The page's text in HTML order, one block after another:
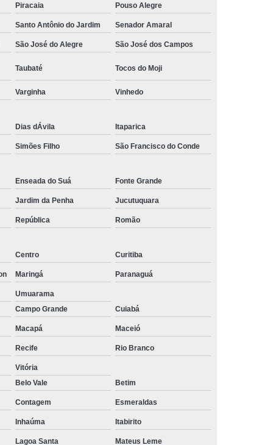
Rastreamento de Carros Via Satélite
Gestão de Frotas Rastreamento
Rastreamento de Frotas com Tecnologia Gps
Empresa de Rastreamento Veicular
Veicular Belo Horizonte
Veicular Minas Gerais
Rastreamento Automotivo
e Monitoramento Veicular
Fadiga
Detector de Fadiga do Motorista
Sensor Anti Fadiga
Sensor de Fadiga
Sensor de Fadiga para Caminhões
Sono para Motorista
Camera Veicular Gravador
Gravador de Imagens Veiculares
Digital Veicular Gravador Dvr Veicular
Piracaia Pouso Alegre
Santo Antônio do Jardim Senador Amaral
São José do Alegre São José dos Campos
Taubaté Tocos do Moji
Varginha Vinhedo
Dias dÁvila Itaparica
Simões Filho São Francisco do Conde
Enseada do Suá Fonte Grande
Jardim da Penha Jucutuquara
República Romão
Centro Curitiba
Maringá Paranaguá
Umuarama
Campo Grande Cuiabá
Macapá Maceió
Recife Rio Branco
Vitória
Belo Vale Betim
Contagem Esmeraldas
Inhaúma Itabirito
Lagoa Santa Mateus Leme